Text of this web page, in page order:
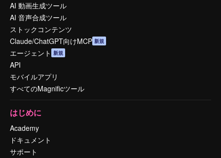
AI 動画生成ツール
AI 音声合成ツール
ストックコンテンツ
Claude/ChatGPT向けMCP 新規
エージェント 新規
API
モバイルアプリ
すべてのMagnificツール
はじめに
Academy
ドキュメント
サポート